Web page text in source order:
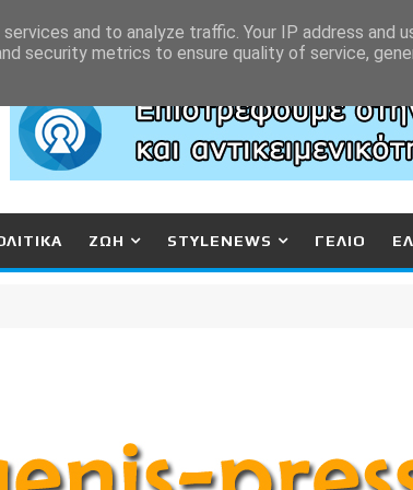
ΖΩΗ STYLENEWS ΓΕΛΙΟ
and to analyze traffic. Your IP address and
security metrics to ensure quality of service,